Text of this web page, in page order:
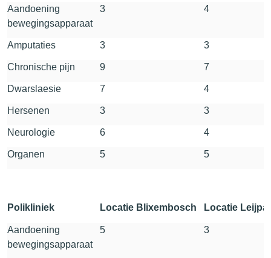
Aandoening
bewegingsapparaat
3 4
Amputaties 3 3
Chronische pijn 9 7
Dwarslaesie 7 4
Hersenen 3 3
Neurologie 6 4
Organen 5 5
Polikliniek Locatie Blixembosch Locatie
Aandoening
bewegingsapparaat
5 3